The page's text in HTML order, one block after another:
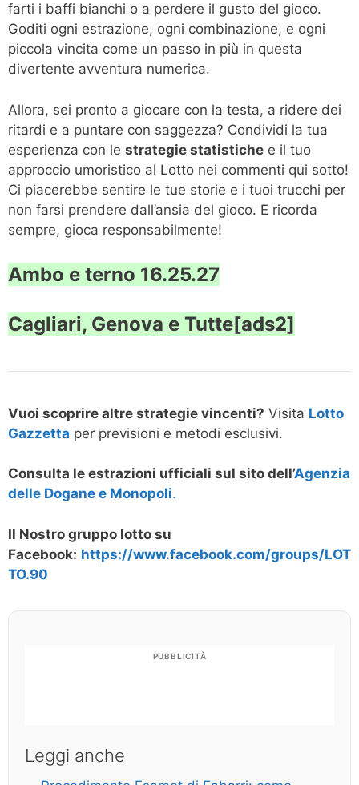
farti i baffi bianchi o a perdere il gusto del gioco.
Goditi ogni estrazione, ogni combinazione, e ogni
piccola vincita come un passo in più in questa
divertente avventura numerica.
Allora, sei pronto a giocare con la testa, a ridere dei
ritardi e a puntare con saggezza? Condividi la tua
esperienza con le strategie statistiche e il tuo
approccio umoristico al Lotto nei commenti qui sotto!
Ci piacerebbe sentire le tue storie e i tuoi trucchi per
non farsi prendere dall’ansia del gioco. E ricorda
sempre, gioca responsabilmente!
Ambo e terno 16.25.27
Cagliari, Genova e Tutte[ads2]
Vuoi scoprire altre strategie vincenti? Visita Lotto
Gazzetta per previsioni e metodi esclusivi.
Consulta le estrazioni ufficiali sul sito dell’Agenzia
delle Dogane e Monopoli.
Il Nostro gruppo lotto su
Facebook: https://www.facebook.com/groups/LOT
TO.90
PUBBLICITÀ
Leggi anche